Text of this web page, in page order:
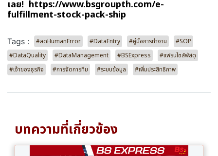
เลย! https://www.bsgroupth.com/e-
fulfillment-stock-pack-ship
Tags : #ลดHumanError #DataEntry #คู่มือการทำงาน
#SOP
#DataQuality
#DataManagement #BSExpress
#แฟรนไชส์พัสดุ
#เจ้าของธุรกิจ
#การจัดการทีม #ระบบข้อมูล #เพิ่มประสิทธิภาพ
บทความที่เกี่ยวข้อง